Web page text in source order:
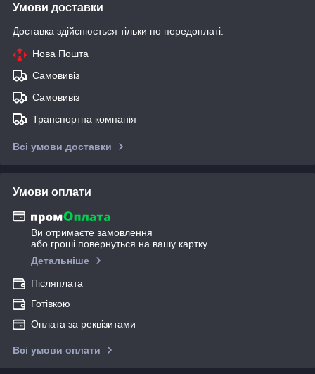
Умови доставки
Доставка здійснюється тільки по передоплаті.
Нова Пошта
Самовивіз
Самовивіз
Транспортна компанія
Всі умови доставки
Умови оплати
Ви отримаєте замовлення
або гроші повернуться на вашу картку
Детальніше
Післяплата
Готівкою
Оплата за реквізитами
Всі умови оплати